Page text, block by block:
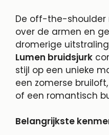
De off-the-shoulder
over de armen en
dromerige
Lumen bruidsjurk
stijl op een unieke
een zomerse
of een romantisch
Belangrijkste